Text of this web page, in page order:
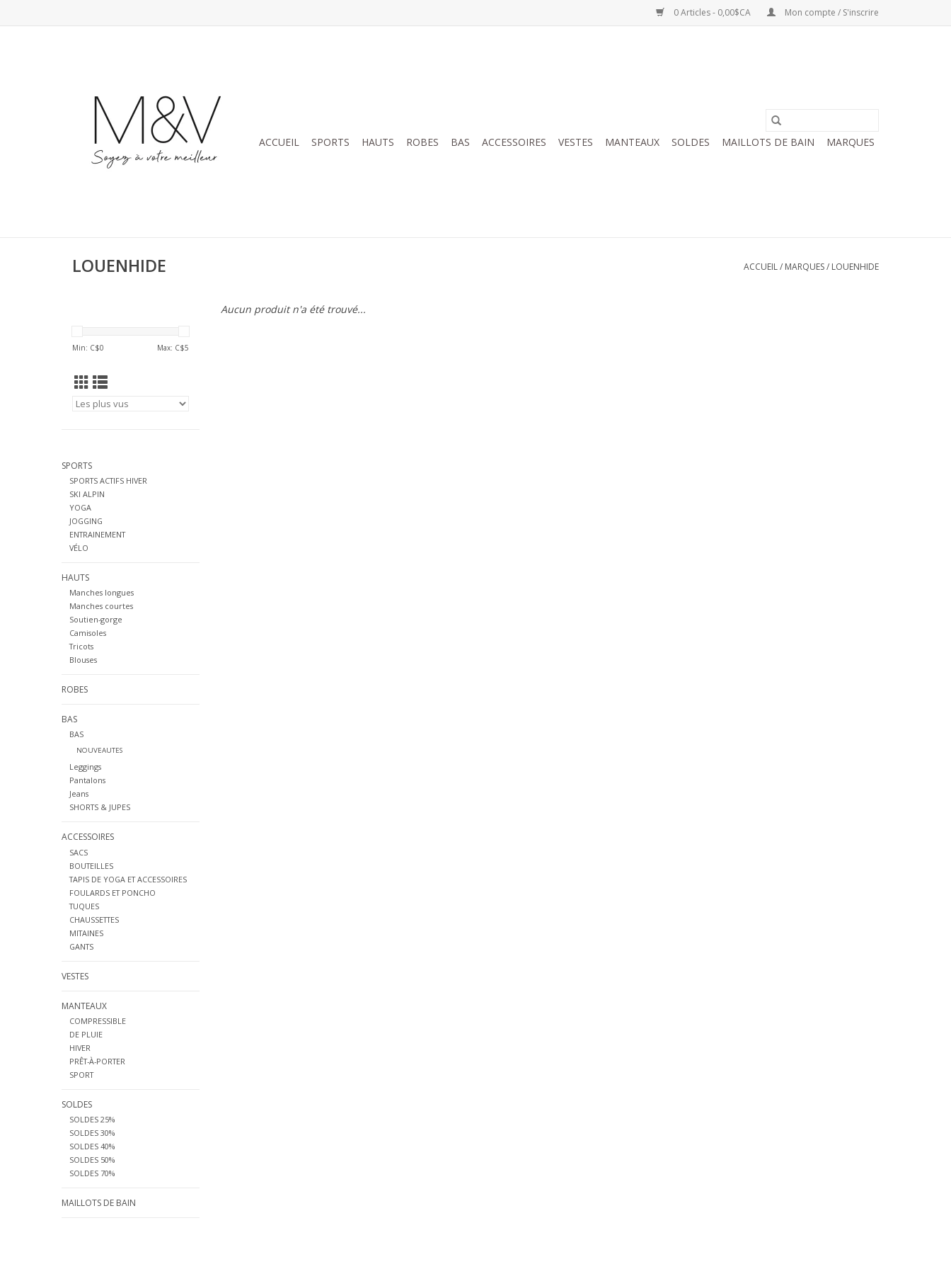
0 Articles - 0,00$CA Mon compte / S'inscrire
ACCUEIL SPORTS HAUTS ROBES BAS ACCESSOIRES VESTES MANTEAUX SOLDES MAILLOTS DE BAIN MARQUES
LOUENHIDE ACCUEIL/ MARQUES/ LOUENHIDE
Min: C$0 Max: C$5
SPORTS
SPORTS ACTIFS HIVER
SKI ALPIN
YOGA
JOGGING
ENTRAINEMENT
VÉLO
HAUTS
Manches longues
Manches courtes
Soutien-gorge
Camisoles
Tricots
Blouses
ROBES
BAS
BAS
NOUVEAUTES
Leggings
Pantalons
Jeans
SHORTS & JUPES
ACCESSOIRES
SACS
BOUTEILLES
TAPIS DE YOGA ET ACCESSOIRES
FOULARDS ET PONCHO
TUQUES
CHAUSSETTES
MITAINES
GANTS
VESTES
MANTEAUX
COMPRESSIBLE
DE PLUIE
HIVER
PRÊT-À-PORTER
SPORT
SOLDES
SOLDES 25%
SOLDES 30%
SOLDES 40%
SOLDES 50%
SOLDES 70%
MAILLOTS DE BAIN
Aucun produit n'a été trouvé...